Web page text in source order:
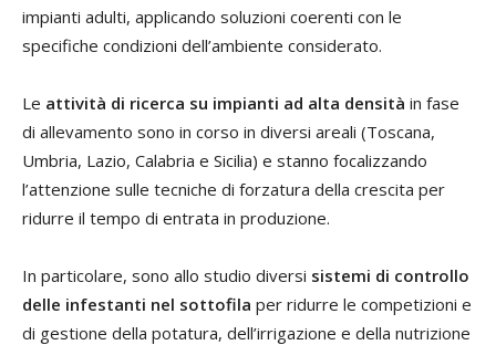
impianti adulti, applicando soluzioni coerenti con le
specifiche condizioni dell’ambiente considerato.
Le attività di ricerca su impianti ad alta densità in fase
di allevamento sono in corso in diversi areali (Toscana,
Umbria, Lazio, Calabria e Sicilia) e stanno focalizzando
l’attenzione sulle tecniche di forzatura della crescita per
ridurre il tempo di entrata in produzione.
In particolare, sono allo studio diversi sistemi di controllo
delle infestanti nel sottofila per ridurre le competizioni e
di gestione della potatura, dell’irrigazione e della nutrizione